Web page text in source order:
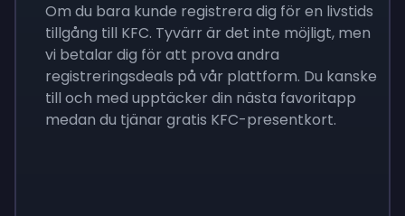
Om du bara kunde registrera dig för en livstids
tillgång till KFC. Tyvärr är det inte möjligt, men
vi betalar dig för att prova andra
registreringsdeals på vår plattform. Du kanske
till och med upptäcker din nästa favoritapp
medan du tjänar gratis KFC-presentkort.